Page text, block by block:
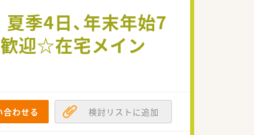
季4日、年末年始7
迎☆在宅メイン
合わせる 検討リストに追加